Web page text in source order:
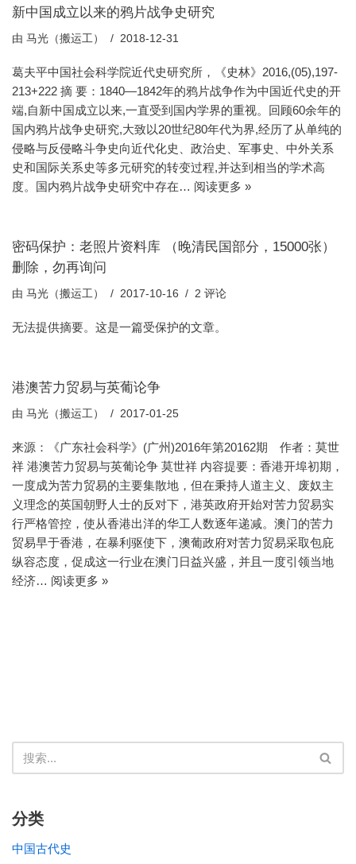
新中国成立以来的鸦片战争史研究
由 马光（搬运工） 2018-12-31
葛夫平中国社会科学院近代史研究所，《史林》2016,(05),197-
213+222 摘 要：1840—1842年的鸦片战争作为中国近代史的开
端,自新中国成立以来,一直受到国内学界的重视。回顾60余年的
国内鸦片战争史研究,大致以20世纪80年代为界,经历了从单纯的
侵略与反侵略斗争史向近代化史、政治史、军事史、中外关系
史和国际关系史等多元研究的转变过程,并达到相当的学术高
度。国内鸦片战争史研究中存在… 阅读更多 »
密码保护：老照片资料库 （晚清民国部分，15000张）
删除，勿再询问
由 马光（搬运工） 2017-10-16 2 评论
无法提供摘要。这是一篇受保护的文章。
港澳苦力贸易与英葡论争
由 马光（搬运工） 2017-01-25
来源：《广东社会科学》(广州)2016年第20162期 作者：莫世
祥 港澳苦力贸易与英葡论争 莫世祥 内容提要：香港开埠初期，
一度成为苦力贸易的主要集散地，但在秉持人道主义、废奴主
义理念的英国朝野人士的反对下，港英政府开始对苦力贸易实
行严格管控，使从香港出洋的华工人数逐年递减。澳门的苦力
贸易早于香港，在暴利驱使下，澳葡政府对苦力贸易采取包庇
纵容态度，促成这一行业在澳门日益兴盛，并且一度引领当地
经济… 阅读更多 »
分类
中国古代史